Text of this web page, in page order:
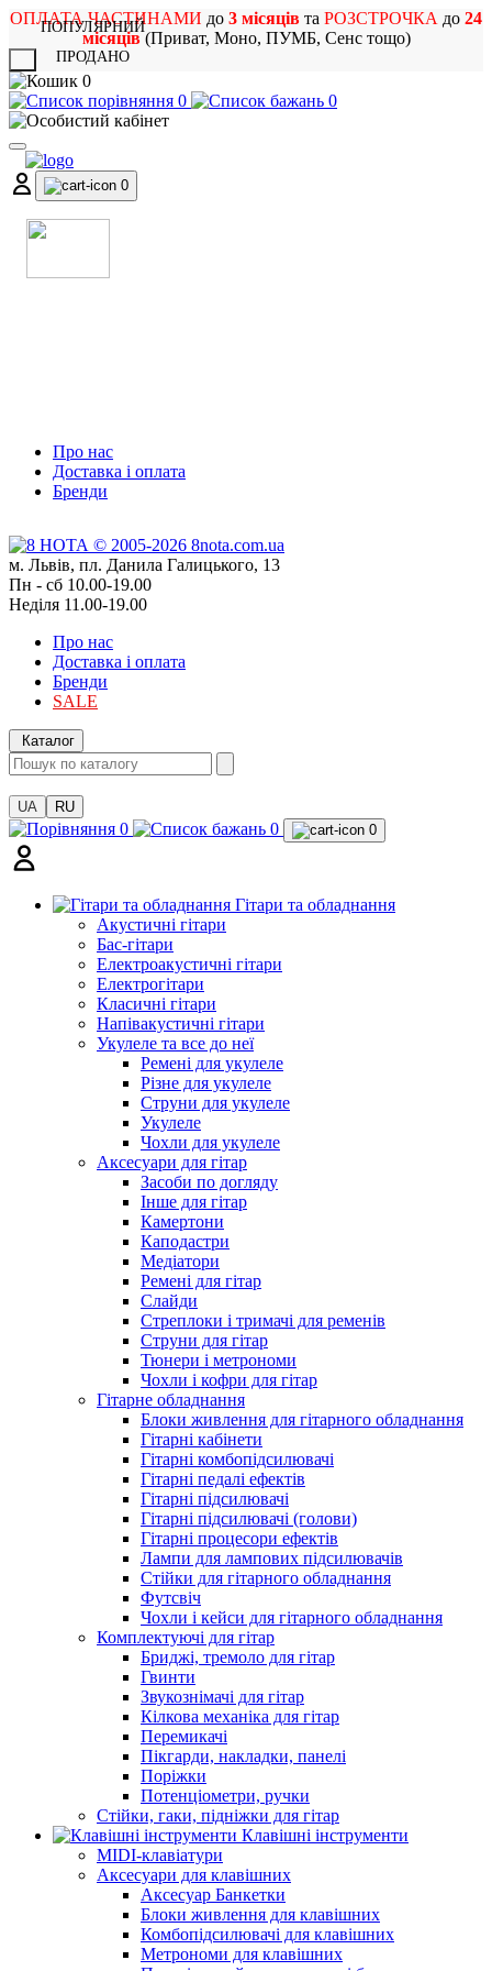
ОПЛАТА ЧАСТИНАМИ до 3 місяців та РОЗСТРОЧКА до 24
місяців(Приват, Моно, ПУМБ, Сенс тощо)
0
0
0
0
Про нас
Доставка і оплата
Бренди
м. Львів, пл. Данила Галицького, 13
Пн - сб 10.00-19.00
Неділя 11.00-19.00
Про нас
Доставка і оплата
Бренди
SALE
Каталог
UA RU
0 0 0
Гітари та обладнання
Акустичні гітари
Бас-гітари
Електроакустичні гітари
Електрогітари
Класичні гітари
Напівакустичні гітари
Укулеле та все до неї
Ремені для укулеле
Різне для укулеле
Струни для укулеле
Укулеле
Чохли для укулеле
Аксесуари для гітар
Засоби по догляду
Інше для гітар
Камертони
Каподастри
Медіатори
Ремені для гітар
Слайди
Стреплоки і тримачі для ременів
Струни для гітар
Тюнери і метрономи
Чохли і кофри для гітар
Гітарне обладнання
Блоки живлення для гітарного обладнання
Гітарні кабінети
Гітарні комбопідсилювачі
Гітарні педалі ефектів
Гітарні підсилювачі
Гітарні підсилювачі (голови)
Гітарні процесори ефектів
Лампи для лампових підсилювачів
Стійки для гітарного обладнання
Футсвіч
Чохли і кейси для гітарного обладнання
Комплектуючі для гітар
Бриджі, тремоло для гітар
Гвинти
Звукознімачі для гітар
Кілкова механіка для гітар
Перемикачі
Пікгарди, накладки, панелі
Поріжки
Потенціометри, ручки
Стійки, гаки, підніжки для гітар
Клавішні інструменти
MIDI-клавіатури
Аксесуари для клавішних
Аксесуар Банкетки
Блоки живлення для клавішних
Комбопідсилювачі для клавішних
Метрономи для клавішних
ПОПУЛЯРНИЙ
ПРОДАНО